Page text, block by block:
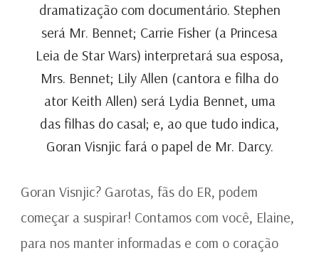
dramatização com documentário. Stephen
será Mr. Bennet; Carrie Fisher (a Princesa
Leia de Star Wars) interpretará sua esposa,
Mrs. Bennet; Lily Allen (cantora e filha do
ator Keith Allen) será Lydia Bennet, uma
das filhas do casal; e, ao que tudo indica,
Goran Visnjic fará o papel de Mr. Darcy.
Goran Visnjic? Garotas, fãs do ER, podem
começar a suspirar! Contamos com você, Elaine,
para nos manter informadas e com o coração